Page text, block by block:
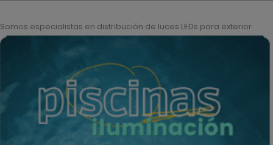
Somos especialistas en distribución de luces LEDs para exterior